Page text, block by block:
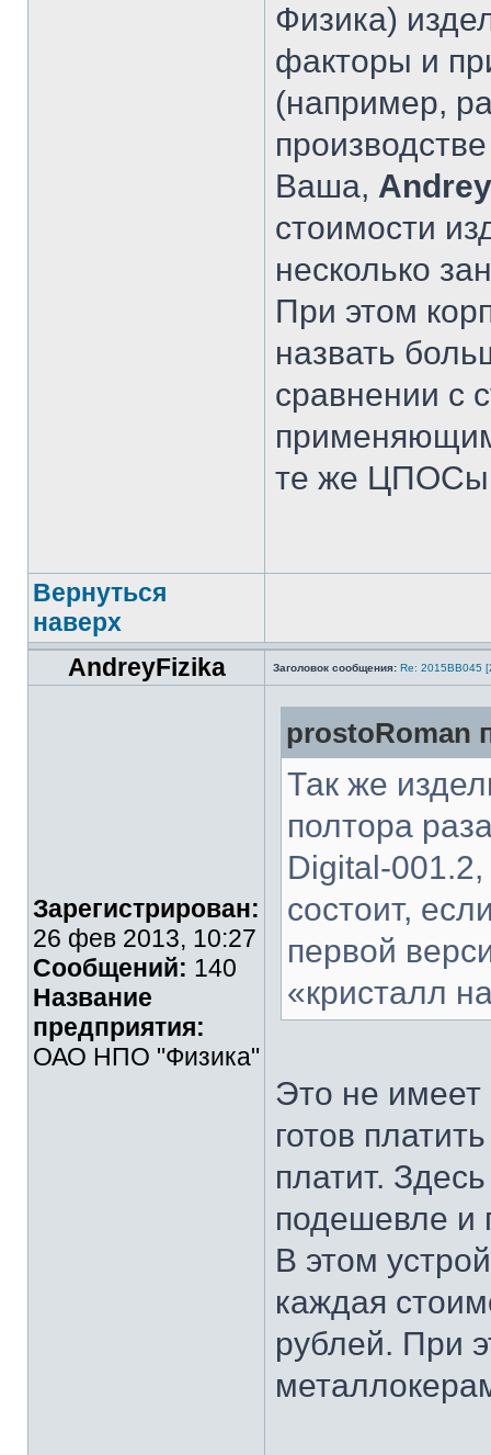
Физика)
факторы и
(например,
Ваша,
стоимости
несколько
При этом
назвать
сравнении с
те же ЦПОСы
Вернуться
наверх
AndreyFizika
Заголовок сообщения: Re: 2015ВВ045
Зарегистрирован:
26 фев 2013, 10:27
Сообщений: 140
Название
предприятия:
ОАО НПО "Физика"
prostoRoman
Так же
полтора
Digital-001.2,
состоит,
первой
«кристалл
Это не имеет
готов
платит.
подешевле и
В этом
каждая
рублей. При